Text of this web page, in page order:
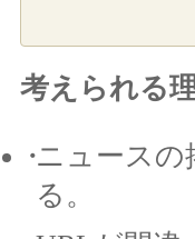
考えられる
ニュースの
る。